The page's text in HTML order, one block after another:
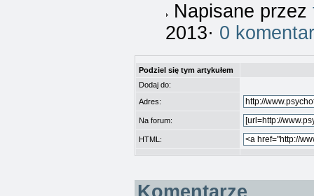
Napisane przez
2013· 0
Podziel się tym artykułem
Dodaj do:
Adres:
Na forum:
HTML:
Komentarze